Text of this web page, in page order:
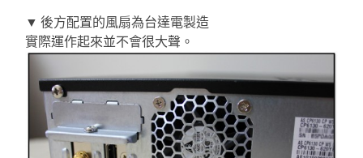
▼ 後方配置的風扇為台達電製造
實際運作起來並不會很大聲。